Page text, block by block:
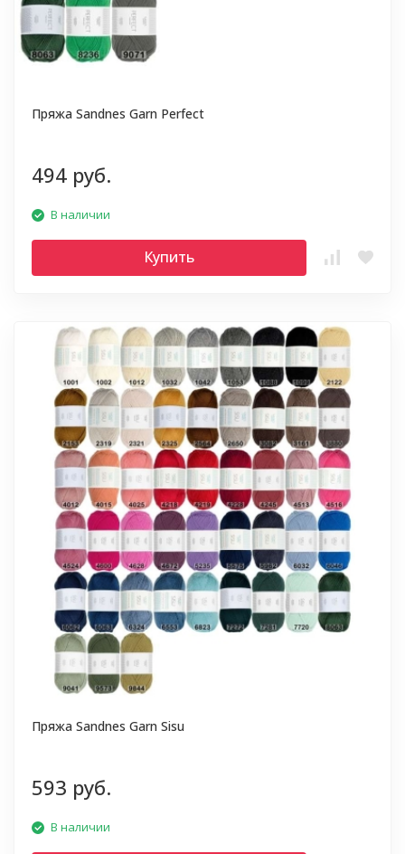
Пряжа Sandnes Garn Perfect
494 руб.
В наличии
Купить
Пряжа Sandnes Garn Sisu
593 руб.
В наличии